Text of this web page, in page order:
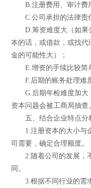
B.注册费用、审计费用
C.公司承担的法律责
D.筹资难度大（如果
本的话，或借款，或找
金的可能性大）；
E.增资的手续比较简单
F.后期的账务处理难
G.后期年检难度加大
资本问题会被工商局抽查
五、结合企业特点分
1.注册资本的大小与企
司需要，确定合理额度。
2.随着公司的发展，不
同。
3.根据不同行业的需